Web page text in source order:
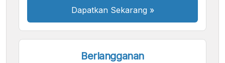
Dapatkan Sekarang »
Berlangganan